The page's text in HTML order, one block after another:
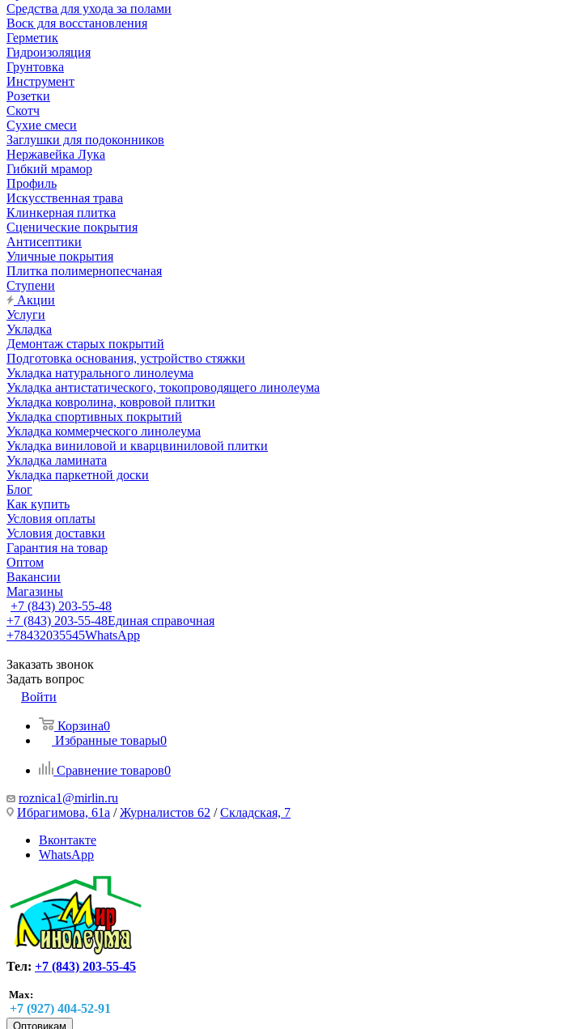
Средства для ухода за полами
Воск для восстановления
Герметик
Гидроизоляция
Грунтовка
Инструмент
Розетки
Скотч
Сухие смеси
Заглушки для подоконников
Нержавейка Лука
Гибкий мрамор
Профиль
Искусственная трава
Клинкерная плитка
Сценические покрытия
Антисептики
Уличные покрытия
Плитка полимернопесчаная
Ступени
Акции
Услуги
Укладка
Демонтаж старых покрытий
Подготовка основания, устройство стяжки
Укладка натурального линолеума
Укладка антистатического, токопроводящего линолеума
Укладка ковролина, ковровой плитки
Укладка спортивных покрытий
Укладка коммерческого линолеума
Укладка виниловой и кварцвиниловой плитки
Укладка ламината
Укладка паркетной доски
Блог
Как купить
Условия оплаты
Условия доставки
Гарантия на товар
Оптом
Вакансии
Магазины
+7 (843) 203-55-48
+7 (843) 203-55-48Единая справочная
+78432035545WhatsApp
Заказать звонок
Задать вопрос
Войти
Корзина0
Избранные товары0
Сравнение товаров0
roznica1@mirlin.ru
Ибрагимова, 61а /Журналистов 62 /Складская, 7
Вконтакте
WhatsApp
Тел: +7 (843) 203-55-45
Max:
+7 (927) 404-52-91
Оптовикам